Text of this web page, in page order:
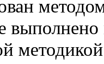
выполнено